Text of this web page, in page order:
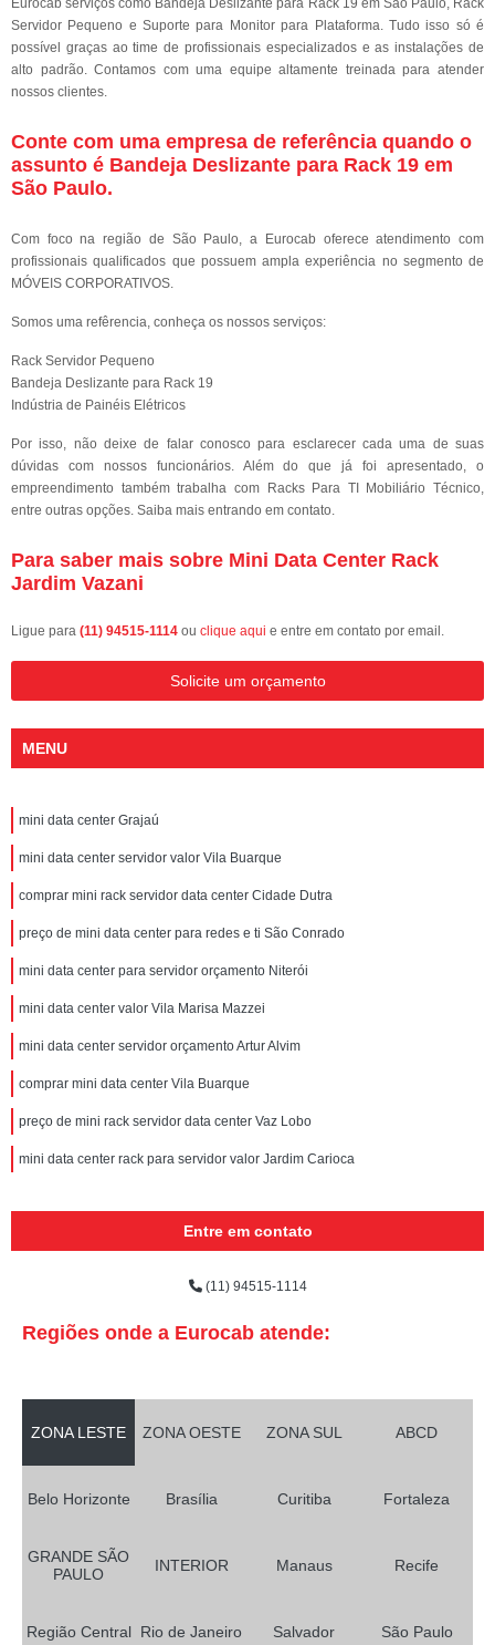
Eurocab serviços como Bandeja Deslizante para Rack 19 em São Paulo, Rack
Servidor Pequeno e Suporte para Monitor para Plataforma. Tudo isso só é
possível graças ao time de profissionais especializados e as instalações de
alto padrão. Contamos com uma equipe altamente treinada para atender
nossos clientes.
Conte com uma empresa de referência quando o
assunto é Bandeja Deslizante para Rack 19 em
São Paulo.
Com foco na região de São Paulo, a Eurocab oferece atendimento com
profissionais qualificados que possuem ampla experiência no segmento de
MÓVEIS CORPORATIVOS.
Somos uma refêrencia, conheça os nossos serviços:
Rack Servidor Pequeno
Bandeja Deslizante para Rack 19
Indústria de Painéis Elétricos
Por isso, não deixe de falar conosco para esclarecer cada uma de suas
dúvidas com nossos funcionários. Além do que já foi apresentado, o
empreendimento também trabalha com Racks Para TI Mobiliário Técnico,
entre outras opções. Saiba mais entrando em contato.
Para saber mais sobre Mini Data Center Rack
Jardim Vazani
Ligue para (11) 94515-1114 ou clique aqui e entre em contato por email.
Solicite um orçamento
MENU
mini data center Grajaú
mini data center servidor valor Vila Buarque
comprar mini rack servidor data center Cidade Dutra
preço de mini data center para redes e ti São Conrado
mini data center para servidor orçamento Niterói
mini data center valor Vila Marisa Mazzei
mini data center servidor orçamento Artur Alvim
comprar mini data center Vila Buarque
preço de mini rack servidor data center Vaz Lobo
mini data center rack para servidor valor Jardim Carioca
Entre em contato
(11) 94515-1114
Regiões onde a Eurocab atende:
ZONA LESTE ZONA OESTE ZONA SUL ABCD
Belo Horizonte Brasília Curitiba Fortaleza
GRANDE SÃO
PAULO
INTERIOR Manaus Recife
Região Central Rio de Janeiro Salvador São Paulo